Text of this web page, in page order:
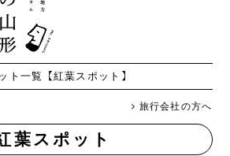
繁體中文
ト一覧 【紅葉スポット】
旅行会社の方へ
葉スポット